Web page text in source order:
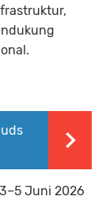
Juni 2026